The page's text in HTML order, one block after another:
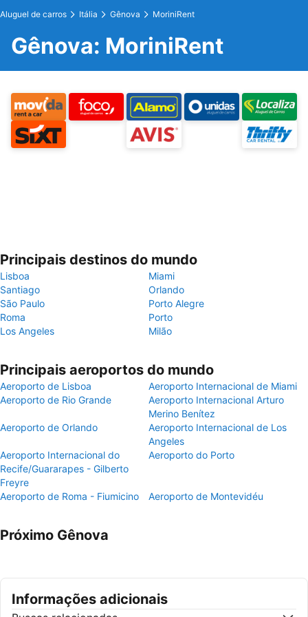
Aluguel de carros Itália Gênova MoriniRent
Gênova: MoriniRent
Principais destinos do mundo
Lisboa
Miami
Santiago
Orlando
São Paulo
Porto Alegre
Roma
Porto
Los Angeles
Milão
Principais aeroportos do mundo
Aeroporto de Lisboa
Aeroporto Internacional de Miami
Aeroporto de Rio Grande
Aeroporto Internacional Arturo
Merino Benítez
Aeroporto de Orlando
Aeroporto Internacional de Los
Angeles
Aeroporto Internacional do
Recife/Guararapes - Gilberto
Freyre
Aeroporto do Porto
Aeroporto de Roma - Fiumicino Aeroporto de Montevidéu
Próximo Gênova
Informações adicionais